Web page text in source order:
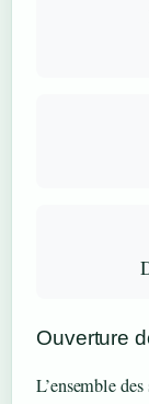
Ouverture
L’ensemble